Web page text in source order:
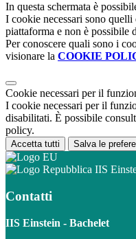
In questa schermata è
I cookie necessari sono
piattaforma e non è possibile
Per conoscere quali sono i
visionare la COOKIE
Cookie necessari per il
I cookie necessari per il
disabilitati. È possibile
policy.
Accetta tutti Salva le
IIS
Contatti
IIS Einstein - Bachelet